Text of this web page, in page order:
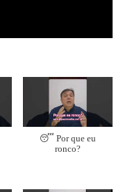
😴 Por que eu
ronco?